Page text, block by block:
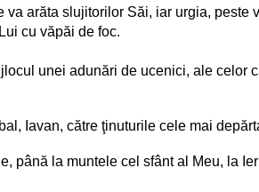
arăta slujitorilor Săi, iar urgia, peste
cu văpăi de foc.
unei adunări de ucenici, ale celor
Iavan, către ţinuturile cele mai
până la muntele cel sfânt al Meu, la